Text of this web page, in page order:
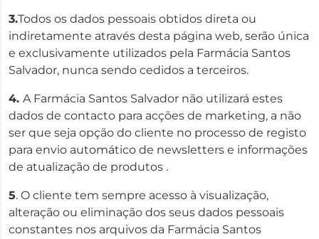
3.Todos os dados pessoais obtidos direta ou
indiretamente através desta página web, serão única
e exclusivamente utilizados pela Farmácia Santos
Salvador, nunca sendo cedidos a terceiros.
4. A Farmácia Santos Salvador não utilizará estes
dados de contacto para acções de marketing, a não
ser que seja opção do cliente no processo de registo
para envio automático de newsletters e informações
de atualização de produtos .
5. O cliente tem sempre acesso à visualização,
alteração ou eliminação dos seus dados pessoais
constantes nos arquivos da Farmácia Santos